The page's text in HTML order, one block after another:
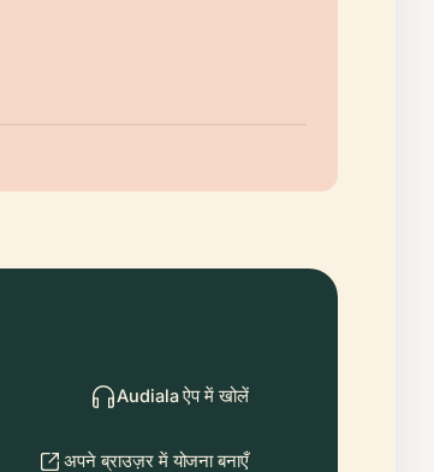
Audiala ऐप में खोलें
अपने ब्राउज़र में योजना बनाएँ